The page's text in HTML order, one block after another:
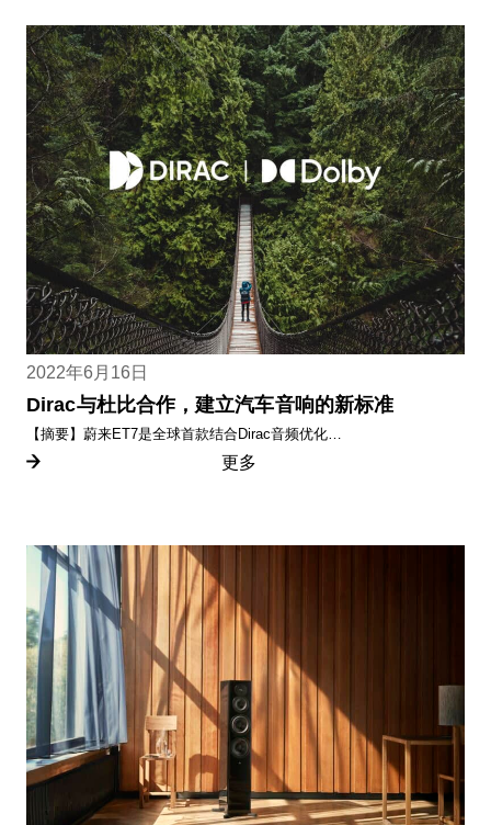
2022年6月16日
Dirac与杜比合作，建立汽车音响的新标准
【摘要】蔚来ET7是全球首款结合Dirac音频优化…
更多